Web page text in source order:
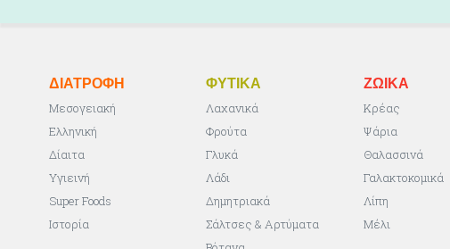
ΔΙΑΤΡΟΦΗ
Μεσογειακή
Ελληνική
Δίαιτα
Υγιεινή
Super Foods
Ιστορία
ΦΥΤΙΚA
Λαχανικά
Φρούτα
Γλυκά
Λάδι
Δημητριακά
Σάλτσες & Αρτύματα
ΖΩΙΚA
Κρέας
Ψάρια
Θαλασσινά
Γαλακτοκομικά
Λίπη
Μέλι